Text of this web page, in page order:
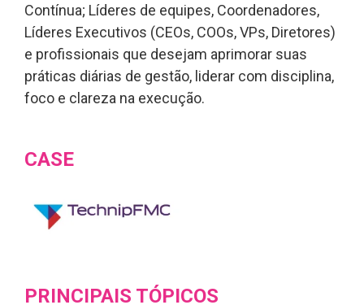
Contínua; Líderes de equipes, Coordenadores,
Líderes Executivos (CEOs, COOs, VPs, Diretores)
e profissionais que desejam aprimorar suas
práticas diárias de gestão, liderar com disciplina,
foco e clareza na execução.
CASE
PRINCIPAIS TÓPICOS